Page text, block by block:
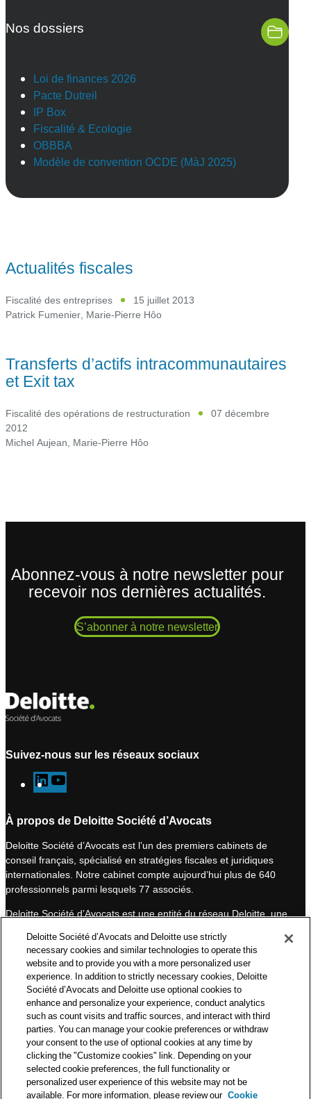
Nos dossiers
Loi de finances 2026
Pacte Dutreil
IP Box
Fiscalité & Ecologie
OBBBA
Modèle de convention OCDE (MàJ 2025)
Actualités fiscales
Fiscalité des entreprises
15 juillet 2013
Patrick Fumenier, Marie-Pierre Hôo
Transferts d’actifs intracommunautaires
et Exit tax
Fiscalité des opérations de restructuration
07 décembre
2012
Michel Aujean, Marie-Pierre Hôo
Abonnez-vous à notre newsletter pour
recevoir nos dernières actualités.
S’abonner à notre newsletter
Suivez-nous sur les réseaux sociaux
L
i
k
e
d
I
n
o
T
u
b
e
À propos de Deloitte Société d’Avocats
Deloitte Société d’Avocats est l’un des premiers cabinets de
conseil français, spécialisé en stratégies fiscales et juridiques
internationales. Notre cabinet compte aujourd’hui plus de 640
professionnels parmi lesquels 77 associés.
Deloitte Société d’Avocats est une entité du réseau Deloitte, une
professionnels et à ce titre, travaille avec les 50 000 fiscalistes
et juristes de Deloitte situés dans 150 pays.
Les informations contenues sur ce blog ont pour objectif
d’informer ses lecteurs de manière générale. Elles ne peuvent
en aucun cas se substituer à un conseil délivré par un
professionnel en fonction d’une situation donnée. Un soin
particulier est apporté à la rédaction de nos articles, néanmoins
Deloitte Société d’Avocats décline toute responsabilité relative
aux éventuelles erreurs et omissions qu’ils pourraient contenir.​
Deloitte Société d’Avocats and Deloitte use strictly
necessary cookies and similar technologies to operate this
website and to provide you with a more personalized user
experience. In addition to strictly necessary cookies, Deloitte
Société d’Avocats and Deloitte use optional cookies to
enhance and personalize your experience, conduct analytics
such as count visits and traffic sources, and interact with third
parties. You can manage your cookie preferences or withdraw
your consent to the use of optional cookies at any time by
clicking the "Customize cookies" link. Depending on your
selected cookie preferences, the full functionality or
personalized user experience of this website may not be
available. For more information, please review our Cookie